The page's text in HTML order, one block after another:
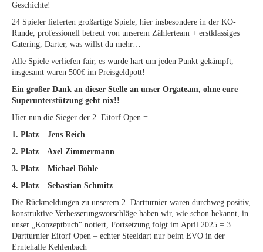
Geschichte!
24 Spieler lieferten großartige Spiele, hier insbesondere in der KO-
Runde, professionell betreut von unserem Zählerteam + erstklassiges
Catering, Darter, was willst du mehr…
Alle Spiele verliefen fair, es wurde hart um jeden Punkt gekämpft,
insgesamt waren 500€ im Preisgeldpott!
Ein großer Dank an dieser Stelle an unser Orgateam, ohne eure
Superunterstützung geht nix!!
Hier nun die Sieger der 2. Eitorf Open =
1. Platz – Jens Reich
2. Platz – Axel Zimmermann
3. Platz – Michael Böhle
4. Platz – Sebastian Schmitz
Die Rückmeldungen zu unserem 2. Dartturnier waren durchweg positiv,
konstruktive Verbesserungsvorschläge haben wir, wie schon bekannt, in
unser „Konzeptbuch“ notiert, Fortsetzung folgt im April 2025 = 3.
Dartturnier Eitorf Open – echter Steeldart nur beim EVO in der
Erntehalle Kehlenbach